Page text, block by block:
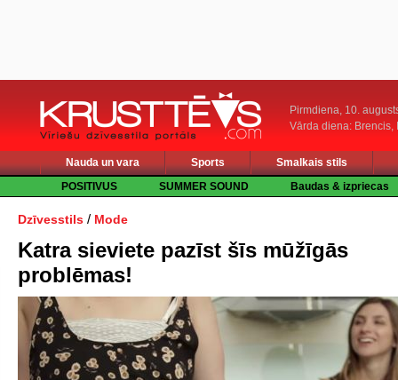
Pirmdiena, 10.
Vārda diena: Brencis,
Nauda un vara Sports
Smalkais stils
POSITIVUS
SUMMER SOUND Baudas & izpriecas
Dzīvesstils / Mode
Katra sieviete pazīst šīs mūžīgās
problēmas!